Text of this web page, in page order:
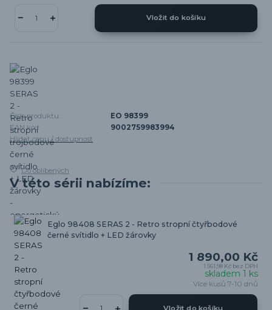
Vložit do košíku
Číslo produktu:
EO 98399
EAN kód:
9002759983994
Hlídat cenu / dostupnost
Do oblíbených
V této sérii nabízíme:
Eglo 98408 SERAS 2 - Retro stropní čtyřbodové
černé svítidlo + LED žárovky
1 890,00 Kč
1 561,98 Kč bez DPH
skladem 1 ks
Více kusů 7-10 dnů
Vložit do košíku